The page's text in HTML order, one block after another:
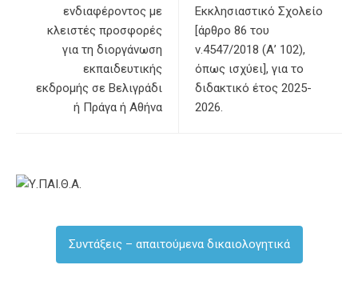
ενδιαφέροντος με
κλειστές προσφορές
για τη διοργάνωση
εκπαιδευτικής
εκδρομής σε Βελιγράδι
ή Πράγα ή Αθήνα
Εκκλησιαστικό Σχολείο
[άρθρο 86 του
ν.4547/2018 (Α’ 102),
όπως ισχύει], για το
διδακτικό έτος 2025-
2026.
Συντάξεις – απαιτούμενα δικαιολογητικά